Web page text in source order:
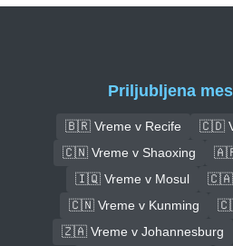
Priljubljena
🇧🇷 Vreme v Recife
🇨🇩
🇨🇳 Vreme v Shaoxing
🇦🇷
🇮🇶 Vreme v Mosul
🇨🇦
🇨🇳 Vreme v Kunming
🇿🇦 Vreme v Johannesburg